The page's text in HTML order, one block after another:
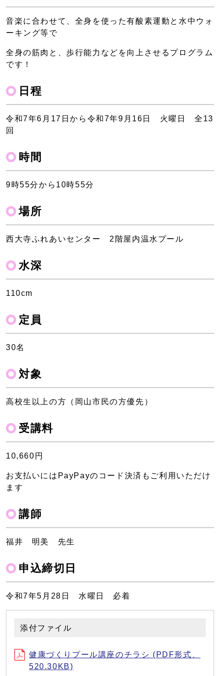
音楽に合わせて、全身を使った有酸素運動と水中ウォ
ーキング等で
全身の筋肉と、歩行能力などを向上させるプログラム
です！
日程
令和7年6月17日から令和7年9月16日 火曜日 全13
回
時間
9時55分から10時55分
場所
西大寺ふれあいセンター 2階屋内温水プール
水深
110cm
定員
30名
対象
高校生以上の方（岡山市民の方優先）
受講料
10,660円
お支払いにはPayPayのコード決済もご利用いただけ
ます
講師
福井 明美 先生
申込締切日
令和7年5月28日 水曜日 必着
添付ファイル
健康づくりプール講座のチラシ (PDF形式、
520.30KB)